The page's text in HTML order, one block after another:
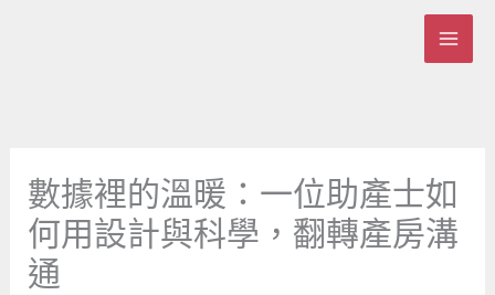
數據裡的溫暖：一位助產士如
何用設計與科學，翻轉產房溝
通